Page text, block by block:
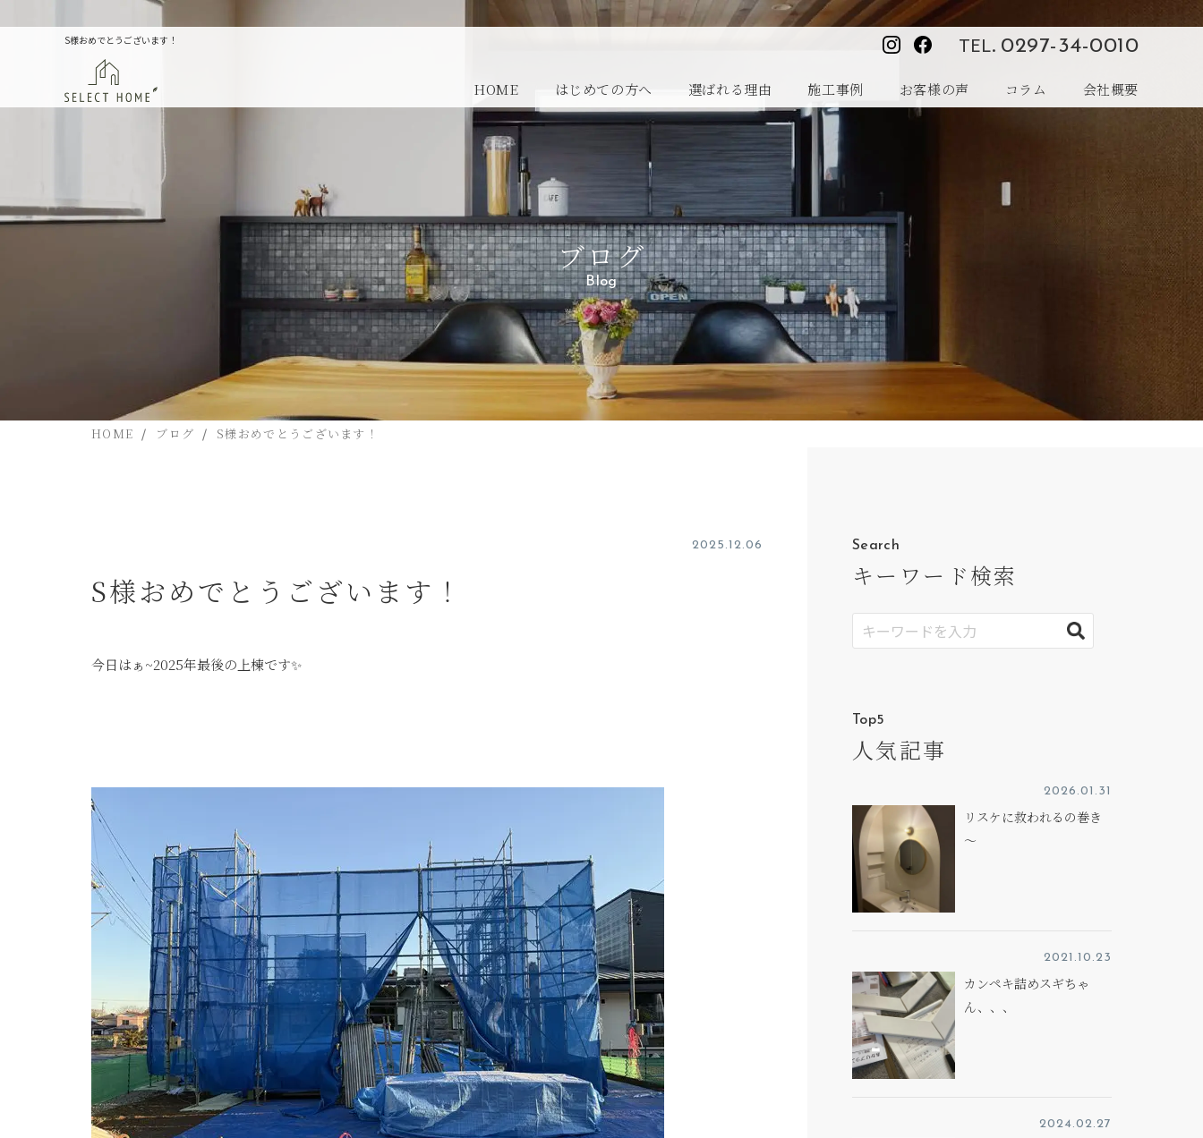
S様おめでとうございます！ TEL. 0297-34-0010
HOME はじめての方へ 選ばれる理由 施工事例 お客様の声 コラム 会社概要
ブログ
Blog
HOME ブログ S様おめでとうございます！
2025.12.06
S様おめでとうございます！
今日はぁ~2025年最後の上棟です✨
Search
キーワード検索
Top5
人気記事
2026.01.31
リスケに救われるの巻き
～
2021.10.23
カンペキ詰めスギちゃ
ん、、、
2024.02.27